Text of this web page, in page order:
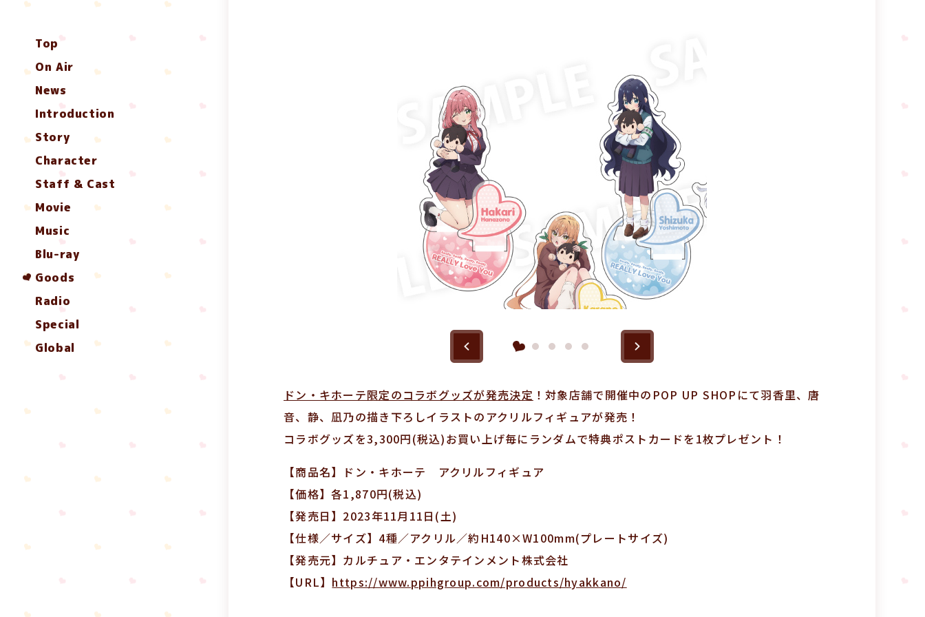
Top
On Air
News
Introduction
Story
Character
Staff & Cast
Movie
Music
Blu-ray
Goods
Radio
Special
Global
ドン・キホーテ限定のコラボグッズが発売決定 ！対象店舗で開催中のPOP UP SHOPにて羽香里、唐
音、静、凪乃の描き下ろしイラストのアクリルフィギュアが発売！
コラボグッズを3,300円(税込)お買い上げ毎にランダムで特典ポストカードを1枚プレゼント！
【商品名】ドン・キホーテ アクリルフィギュア
【価格】各1,870円(税込)
【発売日】2023年11月11日(土)
【仕様／サイズ】4種／アクリル／約H140×W100mm(プレートサイズ)
【発売元】カルチュア・エンタテインメント株式会社
【URL】 https://www.ppihgroup.com/products/hyakkano/